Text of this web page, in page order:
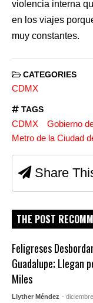
violencia interna
en los viajes
muy constantes.
CATEGORIES
CDMX
TAGS
CDMX Gobierno
Metro de la Ciudad
Share
THE POST
Feligreses
Guadalupe; Llegan
Miles
Llyther Méndez -